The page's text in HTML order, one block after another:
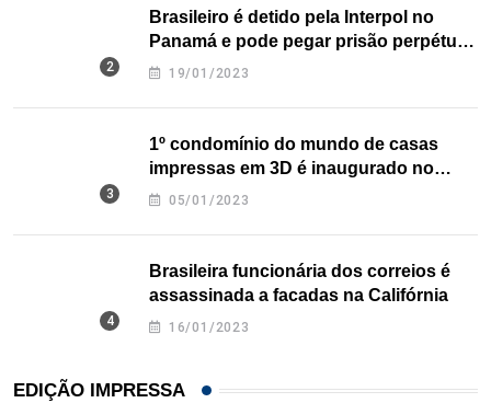
Brasileiro é detido pela Interpol no
Panamá e pode pegar prisão perpétua
nos EUA
19/01/2023
1º condomínio do mundo de casas
impressas em 3D é inaugurado no
Texas
05/01/2023
Brasileira funcionária dos correios é
assassinada a facadas na Califórnia
16/01/2023
EDIÇÃO IMPRESSA